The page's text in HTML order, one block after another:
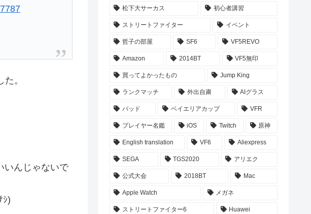
。
いんじゃないで
ｼ)
松下大サーカス 初心者講習
ストリートファイター イベント
哲子の部屋 SF6 VF5REVO
Amazon 2014BT VF5無印
買ってよかったもの Jump King
ランクマッチ 外出自粛 AIグラス
パッド ベイエリアカップ VFR
プレイヤー名鑑 iOS Twitch 原神
English translation VF6 Aliexpress
SEGA TGS2020 アリエク
公式大会 2018BT Mac
Apple Watch メガネ
ストリートファイター6 Huawei